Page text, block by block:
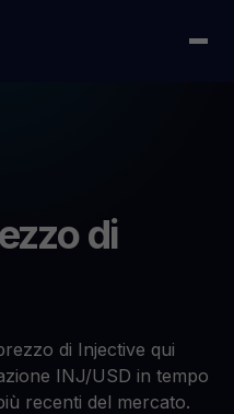
di
di Injective qui
INJ/USD in tempo
recenti del mercato.